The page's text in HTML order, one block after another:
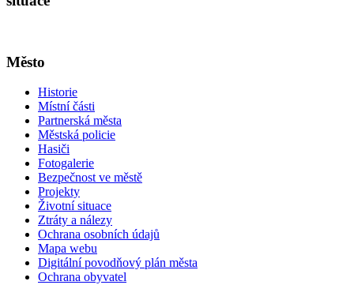
Město
Historie
Místní části
Partnerská města
Městská policie
Hasiči
Fotogalerie
Bezpečnost ve městě
Projekty
Životní situace
Ztráty a nálezy
Ochrana osobních údajů
Mapa webu
Digitální povodňový plán města
Ochrana obyvatel